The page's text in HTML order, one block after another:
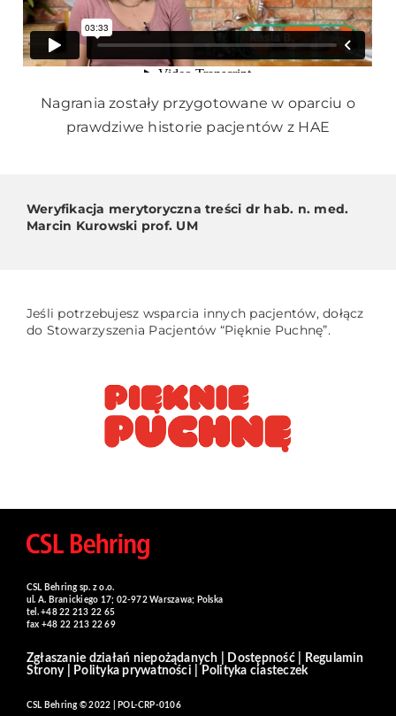
Nagrania zostały przygotowane w oparciu o
prawdziwe historie pacjentów z HAE
Weryfikacja merytoryczna treści dr hab. n. med.
Marcin Kurowski prof. UM
Jeśli potrzebujesz wsparcia innych pacjentów, dołącz
do Stowarzyszenia Pacjentów “Pięknie Puchnę”.
CSL Behring sp. z o.o.
ul. A. Branickiego 17; 02-972 Warszawa; Polska
tel. +48 22 213 22 65
fax +48 22 213 22 69
Zgłaszanie działań niepożądanych Dostępność|
Regulamin
Strony| Polityka prywatności Polityka ciasteczek
CSL Behring © 2022 | POL-CRP-0106